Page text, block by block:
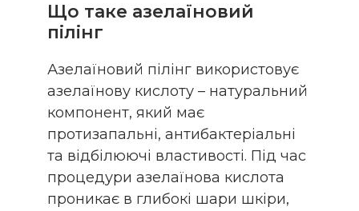
Що таке азелаїновий
пілінг
Азелаїновий пілінг використовує
азелаїнову кислоту – натуральний
компонент, який має
протизапальні, антибактеріальні
та відбілюючі властивості. Під час
процедури азелаїнова кислота
проникає в глибокі шари шкіри,